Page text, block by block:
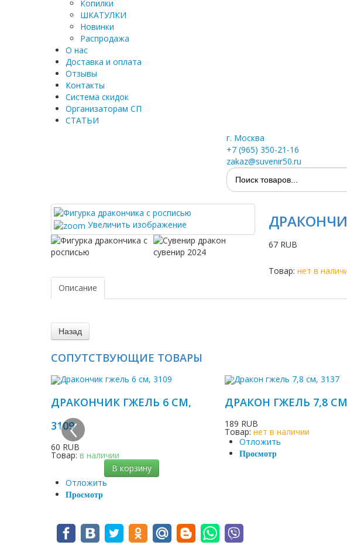
Копилки
ШКАТУЛКИ
Новинки
Распродажа
О нас
Доставка и оплата
Отзывы
Контакты
Система скидок
Организаторам СП
СТАТЬИ
г. Москва
+7 (965) 350-21-16
zakaz@suvenir50.ru
Увеличить изображение
67 RUB
Товар: нет в
Описание
СОПУТСТВУЮЩИЕ ТОВАРЫ
ДРАКОНЧИК ГЖЕЛЬ 6 СМ,
3109
60 RUB
Товар: в наличии
В корзину
Отложить
Просмотр
ДРАКОН ГЖЕЛЬ 7,8
189 RUB
Товар:нет в наличии
Отложить
Просмотр
‹